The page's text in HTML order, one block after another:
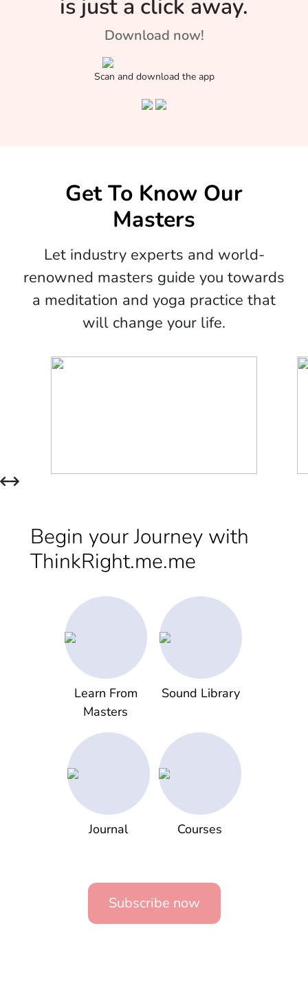
is just a click away.
Download now!
Scan and download the app
Get To Know Our
Masters
Let industry experts and world-
renowned masters guide you towards
a meditation and yoga practice that
will change your life.
Begin your Journey with
ThinkRight.me.me
Learn From
Masters
Sound Library
Journal Courses
Subscribe now